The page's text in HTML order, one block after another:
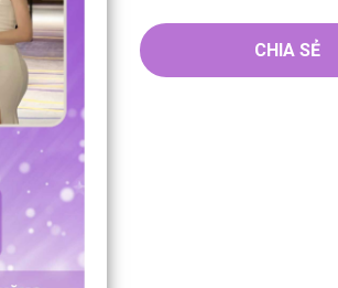
CHIA SẺ